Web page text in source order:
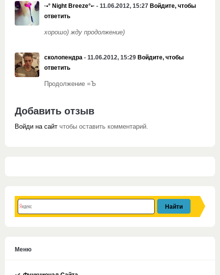
·•° Night Breeze°•· - 11.06.2012, 15:27 Войдите, чтобы
ответить
хорошо) жду продолжение)
сколопендра - 11.06.2012, 15:29 Войдите, чтобы
ответить
Продолжение =Ъ
Добавить отзыв
Войди на сайт чтобы оставить комментарий.
Меню